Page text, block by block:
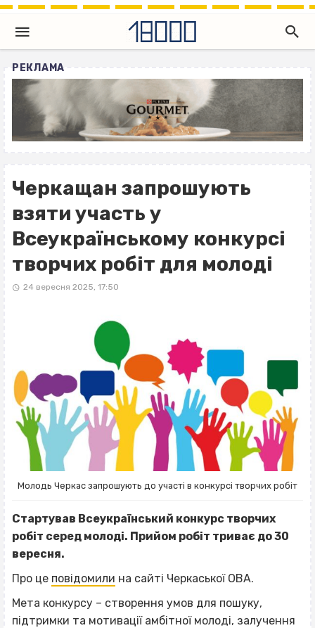
РЕКЛАМА
Черкащан запрошують
взяти участь у
Всеукраїнському конкурсі
творчих робіт для молоді
24 вересня 2025, 17:50
Молодь Черкас запрошують до участі в конкурсі творчих робіт
Стартував Всеукраїнський конкурс творчих
робіт серед молоді. Прийом робіт триває до 30
вересня.
Про це повідомили на сайті Черкаської ОВА.
Мета конкурсу – створення умов для пошуку,
підтримки та мотивації амбітної молоді, залучення